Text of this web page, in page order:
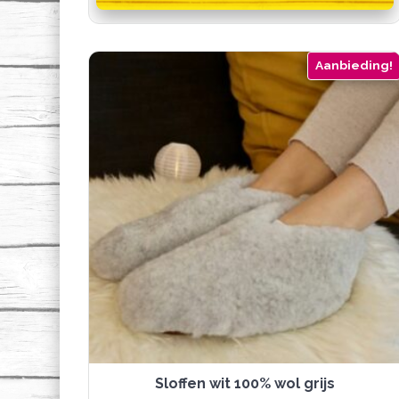
meerdere
variaties.
optie
productpagina
Aanbieding!
sloffen wit 100% wol grijs